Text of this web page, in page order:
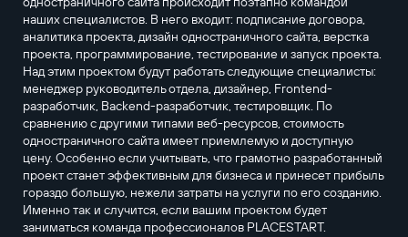
наших специалистов. В него входит: подписание договора,
аналитика проекта, дизайн одностраничного сайта, верстка
проекта, программирование, тестирование и запуск проекта.
Над этим проектом будут работать следующие специалисты:
менеджер руководитель отдела, дизайнер, Frontend-
разработчик, Backend-разработчик, тестировщик. По
сравнению с другими типами веб-ресурсов, стоимость
одностраничного сайта имеет приемлемую и доступную
цену. Особенно если учитывать, что грамотно разработанный
проект станет эффективным для бизнеса и принесет прибыль
гораздо большую, нежели затраты на услуги по его созданию.
Именно так и случится, если вашим проектом будет
заниматься команда профессионалов PLACESTART.